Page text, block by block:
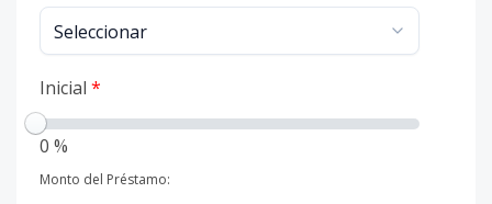
Inicial *
0 %
Monto del Préstamo: